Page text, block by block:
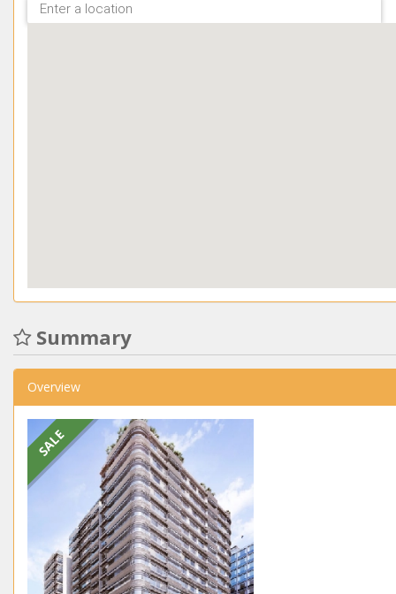
Summary
Overview
SALE